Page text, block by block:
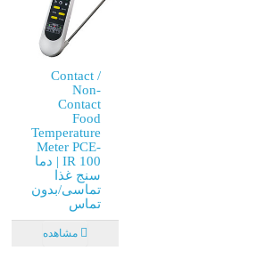
Contact /
Non-
Contact
Food
Temperature
Meter PCE-
IR 100 | دما
سنج غذا
تماسی/بدون
تماس
مشاهده